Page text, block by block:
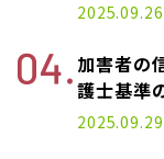
2025.09.26
加害者の
護士基準
2025.09.29